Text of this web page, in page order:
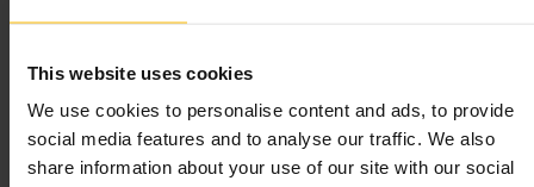
This website uses cookies
We use cookies to personalise content and ads, to provide
social media features and to analyse our traffic. We also
share information about your use of our site with our social
Geeignet für
# LokaleKüche # Brunch #Gesellig #Familienfreundlich
#SchnellUndLecker #LondonEssen